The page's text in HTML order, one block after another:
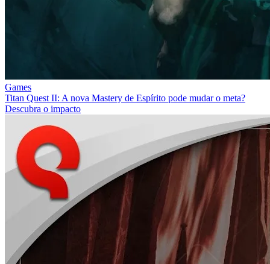
Games
Titan Quest II: A nova Mastery de Espírito pode mudar o meta?
Descubra o impacto